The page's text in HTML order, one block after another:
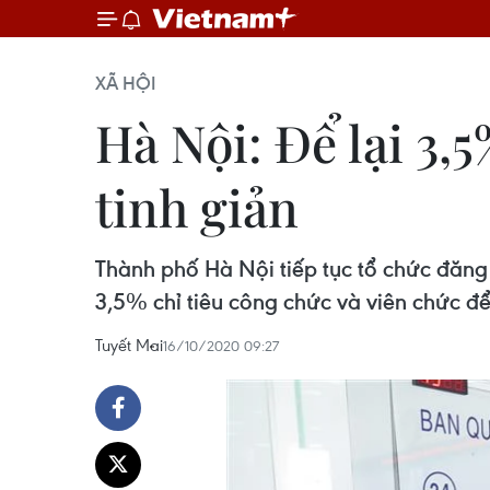
XÃ HỘI
Hà Nội: Để lại
tinh giản
Thành phố Hà Nội tiếp tục tổ chức
3,5% chỉ tiêu công chức và viên chức
Tuyết Mai16/10/2020 09:27